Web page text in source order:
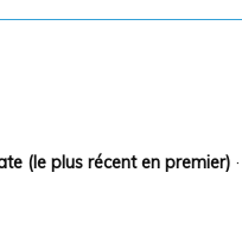
(le plus récent en premier) ·